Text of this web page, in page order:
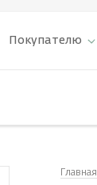
Покупателю
Главная